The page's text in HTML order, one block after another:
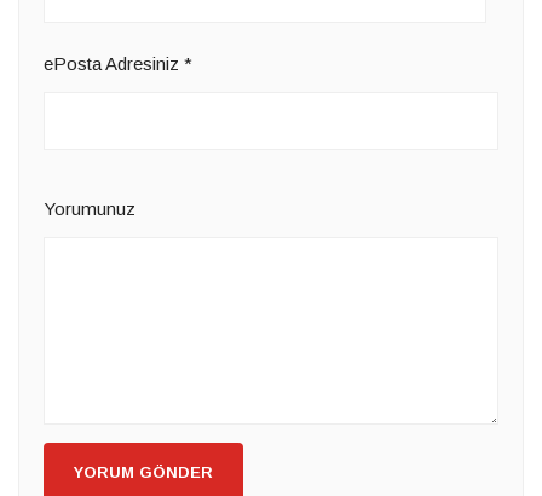
ePosta Adresiniz *
Yorumunuz
YORUM GÖNDER